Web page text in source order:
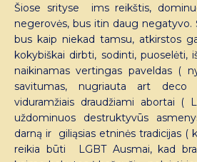
Šiose srityse ims reikštis,
negerovės, bus itin daug negatyvo.
bus kaip niekad tamsu, atkirstos
kokybiškai dirbti, sodinti, puoselėti,
naikinamas vertingas paveldas (
savitumas, nugriauta art deco
viduramžiais draudžiami abortai (
uždominuos destruktyvūs
darną ir giliąsias etninės tradicijas (
reikia būti LGBT Ausmai, kad